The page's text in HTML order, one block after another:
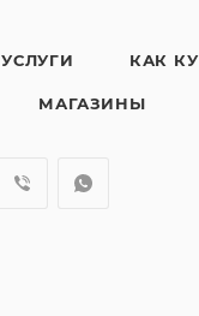
УСЛУГИ КАК
МАГАЗИНЫ